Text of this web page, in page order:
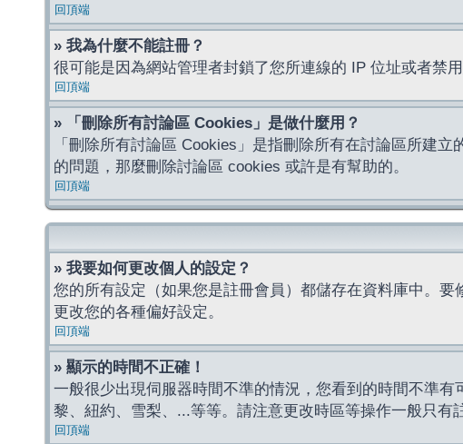
回頂端
» 我為什麼不能註冊？
很可能是因為網站管理者封鎖了您所連線的 IP 位址或者禁
回頂端
» 「刪除所有討論區 Cookies」是做什麼用？
「刪除所有討論區 Cookies」是指刪除所有在討論區所建
的問題，那麼刪除討論區 cookies 或許是有幫助的。
回頂端
» 我要如何更改個人的設定？
您的所有設定（如果您是註冊會員）都儲存在資料庫中。要
更改您的各種偏好設定。
回頂端
» 顯示的時間不正確！
一般很少出現伺服器時間不準的情況，您看到的時間不準
黎、紐約、雪梨、...等等。請注意更改時區等操作一般只有
回頂端